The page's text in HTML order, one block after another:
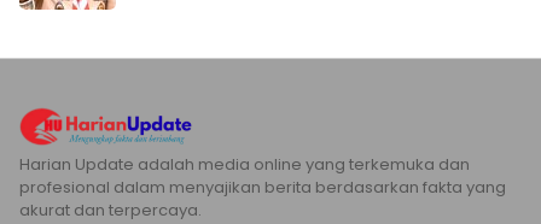
Harian Update adalah media online yang terkemuka dan
profesional dalam menyajikan berita berdasarkan fakta yang
akurat dan terpercaya.